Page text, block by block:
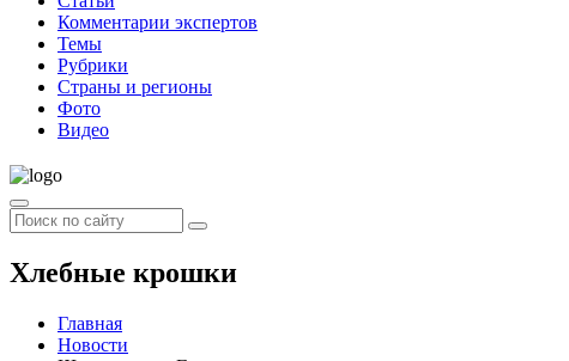
Комментарии экспертов
Темы
Рубрики
Страны и регионы
Фото
Видео
Хлебные крошки
Главная
Новости